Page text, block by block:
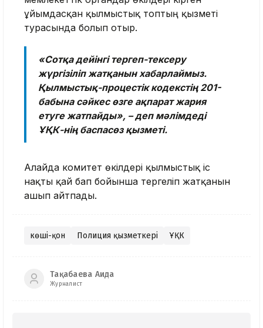
ұйымдасқан қылмыстық топтың қызметі
турасында болып отыр.
«Сотқа дейінгі тергеп-тексеру
жүргізіліп жатқанын хабарлаймыз.
Қылмыстық-процестік кодекстің 201-
бабына сәйкес өзге ақпарат жария
етуге жатпайды», – деп мәлімдеді
ҰҚК-нің баспасөз қызметі.
Алайда комитет өкілдері қылмыстық іс
нақты қай бап бойынша тергеліп жатқанын
ашып айтпады.
көші-қон Полиция қызметкері ҰҚК
Тақабаева Аида
Журналист